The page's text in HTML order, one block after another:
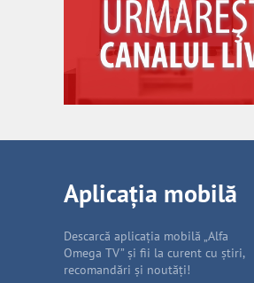
Aplicația mobilă
Descarcă aplicația mobilă „Alfa
Omega TV” și fii la curent cu știri,
recomandări și noutăți!